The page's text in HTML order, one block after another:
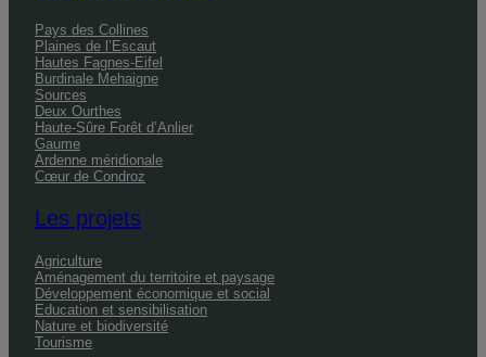
Pays des Collines
Plaines de l’Escaut
Hautes Fagnes-Eifel
Burdinale Mehaigne
Sources
Deux Ourthes
Haute-Sûre Forêt d’Anlier
Gaume
Ardenne méridionale
Cœur de Condroz
Les projets
Agriculture
Aménagement du territoire et paysage
Développement économique et social
Education et sensibilisation
Nature et biodiversité
Tourisme